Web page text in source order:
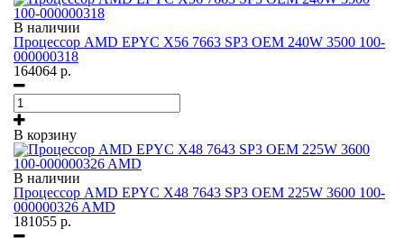
В наличии
Процессор AMD EPYC X56 7663 SP3 OEM 240W 3500 100-
000000318
164064 р.
В корзину
В наличии
Процессор AMD EPYC X48 7643 SP3 OEM 225W 3600 100-
000000326 AMD
181055 р.